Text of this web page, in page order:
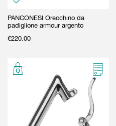
PANCONESI Orecchino da
padiglione armour argento
€220.00